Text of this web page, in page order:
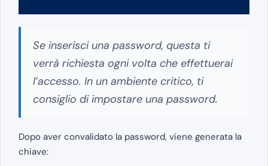
Se inserisci una password, questa ti
verrà richiesta ogni volta che effettuerai
l’accesso. In un ambiente critico, ti
consiglio di impostare una password.
Dopo aver convalidato la password, viene generata la
chiave: